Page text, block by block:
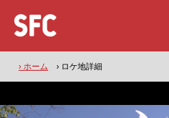
› ホーム › ロケ地詳細